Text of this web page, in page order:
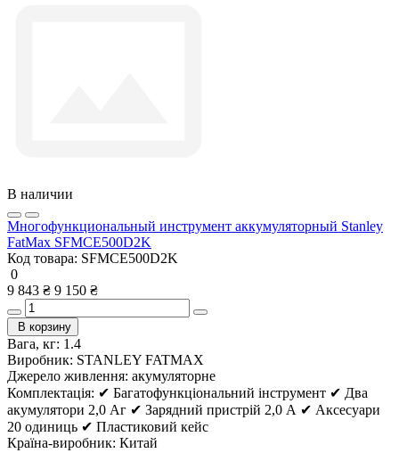
В наличии
Многофункциональный инструмент аккумуляторный Stanley
FatMax SFMCE500D2K
Код товара: SFMCE500D2K
0
9 843 ₴ 9 150 ₴
В корзину
Вага, кг: 1.4
Виробник: STANLEY FATMAX
Джерело живлення: акумуляторне
Комплектація: ✔ Багатофункціональний інструмент ✔ Два
акумулятори 2,0 Аг ✔ Зарядний пристрій 2,0 А ✔ Аксесуари
20 одиниць ✔ Пластиковий кейс
Країна-виробник: Китай